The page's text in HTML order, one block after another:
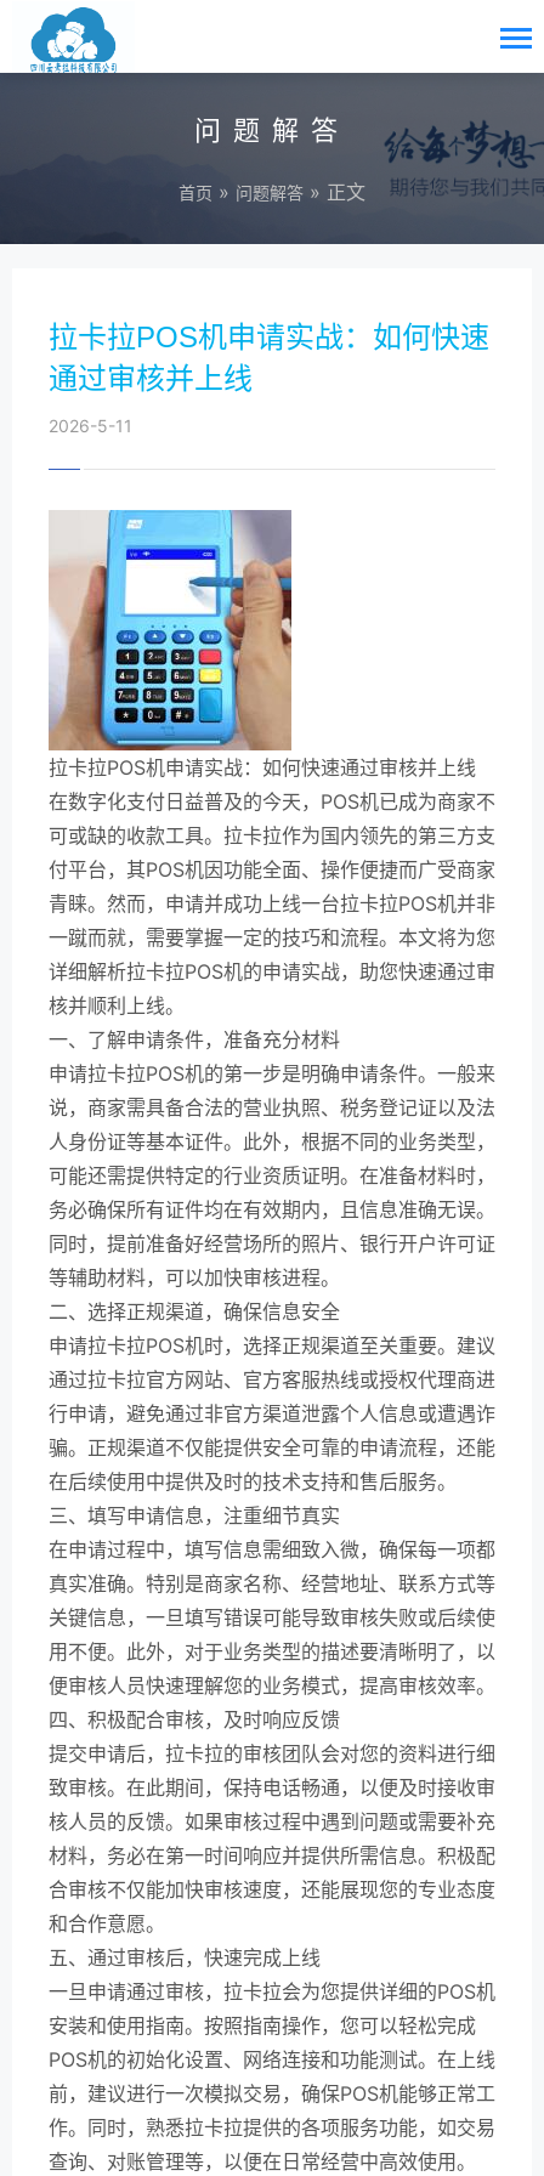
问题解答
首页 » 问题解答 » 正文
拉卡拉POS机申请实战：如何快速
通过审核并上线
2026-5-11
拉卡拉POS机申请实战：如何快速通过审核并上线
在数字化支付日益普及的今天，POS机已成为商家不
可或缺的收款工具。拉卡拉作为国内领先的第三方支
付平台，其POS机因功能全面、操作便捷而广受商家
青睐。然而，申请并成功上线一台拉卡拉POS机并非
一蹴而就，需要掌握一定的技巧和流程。本文将为您
详细解析拉卡拉POS机的申请实战，助您快速通过审
核并顺利上线。
一、了解申请条件，准备充分材料
申请拉卡拉POS机的第一步是明确申请条件。一般来
说，商家需具备合法的营业执照、税务登记证以及法
人身份证等基本证件。此外，根据不同的业务类型，
可能还需提供特定的行业资质证明。在准备材料时，
务必确保所有证件均在有效期内，且信息准确无误。
同时，提前准备好经营场所的照片、银行开户许可证
等辅助材料，可以加快审核进程。
二、选择正规渠道，确保信息安全
申请拉卡拉POS机时，选择正规渠道至关重要。建议
通过拉卡拉官方网站、官方客服热线或授权代理商进
行申请，避免通过非官方渠道泄露个人信息或遭遇诈
骗。正规渠道不仅能提供安全可靠的申请流程，还能
在后续使用中提供及时的技术支持和售后服务。
三、填写申请信息，注重细节真实
在申请过程中，填写信息需细致入微，确保每一项都
真实准确。特别是商家名称、经营地址、联系方式等
关键信息，一旦填写错误可能导致审核失败或后续使
用不便。此外，对于业务类型的描述要清晰明了，以
便审核人员快速理解您的业务模式，提高审核效率。
四、积极配合审核，及时响应反馈
提交申请后，拉卡拉的审核团队会对您的资料进行细
致审核。在此期间，保持电话畅通，以便及时接收审
核人员的反馈。如果审核过程中遇到问题或需要补充
材料，务必在第一时间响应并提供所需信息。积极配
合审核不仅能加快审核速度，还能展现您的专业态度
和合作意愿。
五、通过审核后，快速完成上线
一旦申请通过审核，拉卡拉会为您提供详细的POS机
安装和使用指南。按照指南操作，您可以轻松完成
POS机的初始化设置、网络连接和功能测试。在上线
前，建议进行一次模拟交易，确保POS机能够正常工
作。同时，熟悉拉卡拉提供的各项服务功能，如交易
查询、对账管理等，以便在日常经营中高效使用。